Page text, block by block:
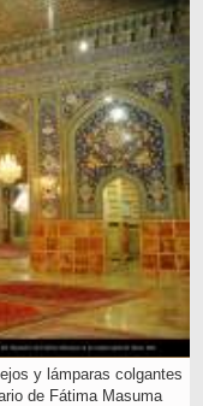
y lámparas colgantes
de Fátima Masuma